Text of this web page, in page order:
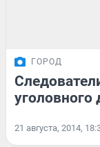
ГОРОД
21 августа, 2014,